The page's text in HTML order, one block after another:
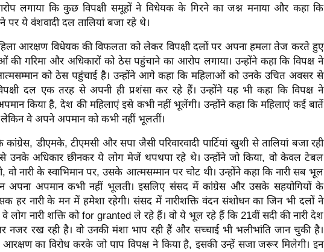
लगाया कि कुछ विपक्षी समूहों ने विधेयक के गिरने का जश्न मनाया और कहा कि
पर ये वंशवादी दल तालियां बजा रहे थे।
आरक्षण विधेयक की विफलता को लेकर विपक्षी दलों पर अपना हमला तेज करते हुए
की गरिमा और अधिकारों को ठेस पहुंचाने का आरोप लगाया। उन्होंने कहा कि विपक्ष ने
को ठेस पहुंचाई है। उन्होंने आगे कहा कि महिलाओं को उनके उचित अवसर से
दल एक तरह से अपनी ही प्रशंसा कर रहे हैं। उन्होंने यह भी कहा कि विपक्ष ने
किया है, देश की महिलाएं इसे कभी नहीं भूलेंगी। उन्होंने कहा कि महिलाएं कई बातें
वे अपने अपमान को कभी नहीं भूलतीं।
कांग्रेस, डीएमके, टीएमसी और सपा जैसी परिवारवादी पार्टियां खुशी से तालियां बजा रही
उनके अधिकार छीनकर ये लोग मेजें थपथपा रहे थे। उन्होंने जो किया, वो केवल टेबल
वो नारी के स्वाभिमान पर, उसके आत्मसम्मान पर चोट थी। उन्होंने कहा कि नारी सब भूल
अपना अपमान कभी नहीं भूलती। इसलिए संसद में कांग्रेस और उसके सहयोगियों के
हर नारी के मन में हमेशा रहेगी। संसद में नारीशक्ति वंदन संशोधन का जिन भी दलों ने
वे लोग नारी शक्ति को for granted ले रहे हैं। वो ये भूल रहे हैं कि 21वीं सदी की नारी देश
नजर रख रही है। वो उनकी मंशा भाप रही हैं और सच्चाई भी भलीभांति जान चुकी है।
आरक्षण का विरोध करके जो पाप विपक्ष ने किया है, इसकी उन्हें सजा जरूर मिलेगी। इन